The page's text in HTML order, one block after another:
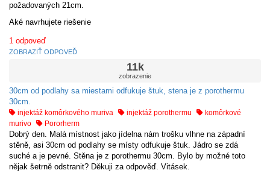
požadovaných 21cm.
Aké navrhujete riešenie
1 odpoveď
ZOBRAZIŤ ODPOVEĎ
11k
zobrazenie
30cm od podlahy sa miestami odfukuje štuk, stena je z porothermu
30cm.
injektáž komôrkového muriva injektáž porothermu
komôrkové
murivo
Pororherm
Dobrý den. Malá místnost jako jídelna nám trošku vlhne na západní
stěně, asi 30cm od podlahy se místy odfukuje štuk. Jádro se zdá
suché a je pevné. Stěna je z porothermu 30cm. Bylo by možné toto
nějak šetrně odstranit? Děkuji za odpověď. Vitásek.